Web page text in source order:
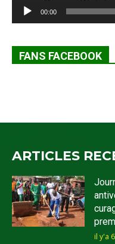
00:00
FANS FACEBOOK
ARTICLES
il y'a